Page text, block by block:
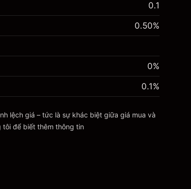
0.1
0.50%
0%
0.1%
lệch giá – tức là sự khác biệt giữa giá mua và
để biết thêm thông tin